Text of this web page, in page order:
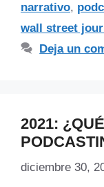
narrativo,
wall street
Deja un
2021:
diciembre 30,